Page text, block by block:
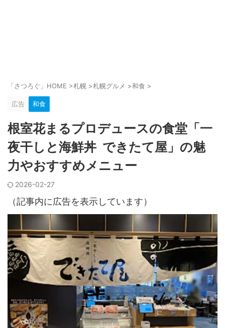
「さつろぐ」HOME >札幌 >札幌グルメ >和食 >
広告 和食
根室花まるプロデュースの食堂「一
夜干しと海鮮丼 できたて屋」の魅
力やおすすめメニュー
2026-02-27
（記事内に広告を表示しています）